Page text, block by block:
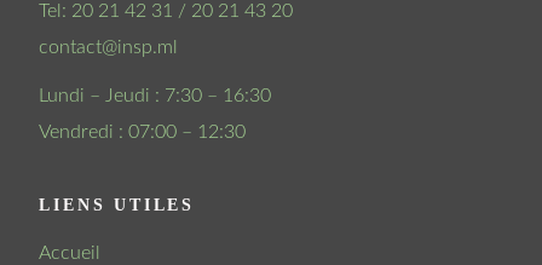
Tel: 20 21 42 31 / 20 21 43 20
contact@insp.ml
Lundi – Jeudi : 7:30 – 16:30
Vendredi : 07:00 – 12:30
LIENS UTILES
Accueil